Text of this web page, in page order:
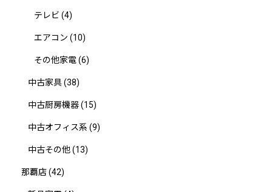
テレビ (4)
エアコン (10)
その他家電(6)
中古家具(38)
中古厨房機器(15)
中古オフィス系 (9)
中古その他(13)
那覇店(42)